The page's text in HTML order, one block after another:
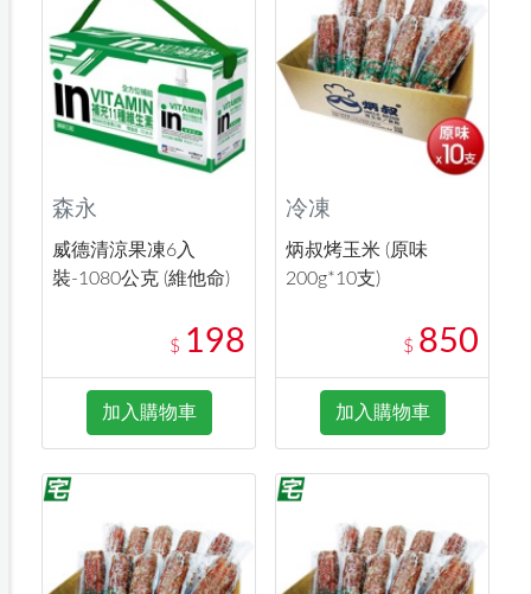
森永
威德清涼果凍6入
裝-1080公克 (維他命)
$ 198
加入購物車
冷凍
炳叔烤玉米 (原味
200g*10支)
$ 850
加入購物車